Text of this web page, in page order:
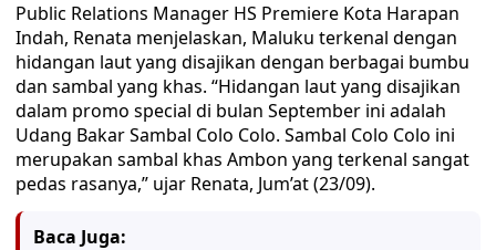
Public Relations Manager HS Premiere Kota Harapan
Indah, Renata menjelaskan, Maluku terkenal dengan
hidangan laut yang disajikan dengan berbagai bumbu
dan sambal yang khas. “Hidangan laut yang disajikan
dalam promo special di bulan September ini adalah
Udang Bakar Sambal Colo Colo. Sambal Colo Colo ini
merupakan sambal khas Ambon yang terkenal sangat
pedas rasanya,” ujar Renata, Jum’at (23/09).
Baca Juga: